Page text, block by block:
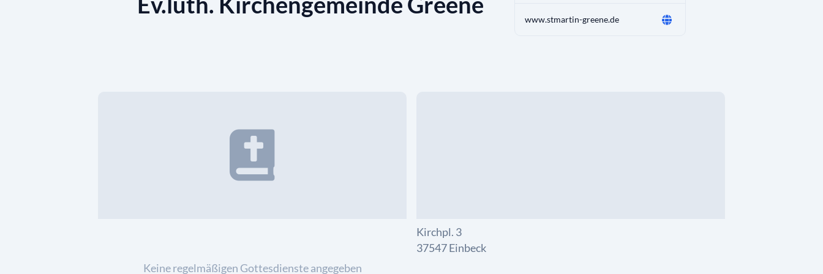
www.stmartin-greene.de
Keine regelmäßigen Gottesdienste angegeben
Kirchpl. 3
37547 Einbeck